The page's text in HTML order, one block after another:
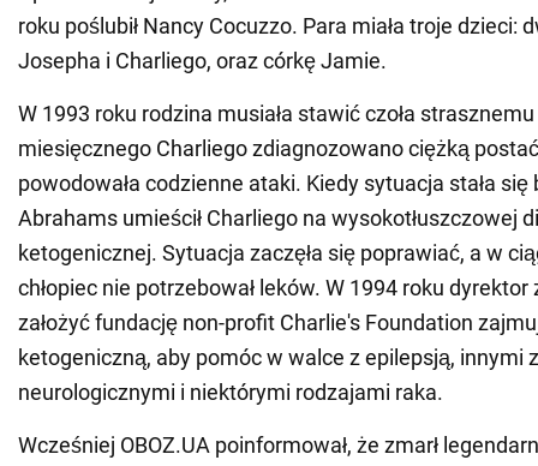
roku poślubił Nancy Cocuzzo. Para miała troje dzieci:
Josepha i Charliego, oraz córkę Jamie.
W 1993 roku rodzina musiała stawić czoła
miesięcznego Charliego zdiagnozowano ciężką
powodowała codzienne ataki. Kiedy sytuacja stała się
Abrahams umieścił Charliego na wysokotłuszczowej
ketogenicznej. Sytuacja zaczęła się poprawiać, a w
chłopiec nie potrzebował leków. W 1994 roku dyrektor
założyć fundację non-profit Charlie's Foundation
ketogeniczną, aby pomóc w walce z epilepsją, innymi
neurologicznymi i niektórymi rodzajami raka.
Wcześniej OBOZ.UA poinformował, że zmarł